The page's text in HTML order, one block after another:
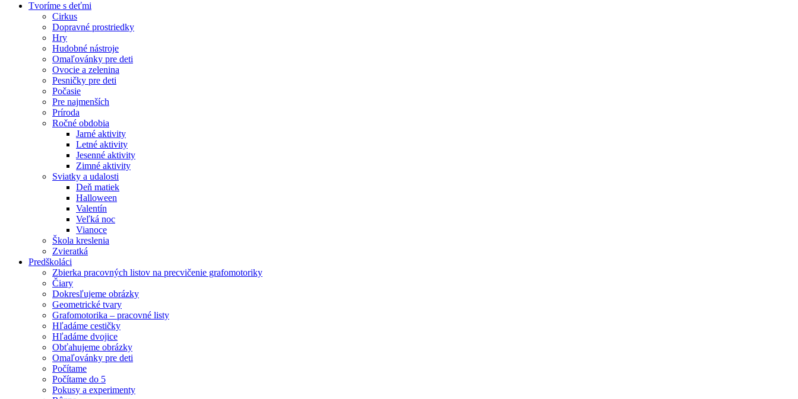
Tvoríme s deťmi
Cirkus
Dopravné prostriedky
Hry
Hudobné nástroje
Omaľovánky pre deti
Ovocie a zelenina
Pesničky pre deti
Počasie
Pre najmenších
Príroda
Ročné obdobia
Jarné aktivity
Letné aktivity
Jesenné aktivity
Zimné aktivity
Sviatky a udalosti
Deň matiek
Halloween
Valentín
Veľká noc
Vianoce
Škola kreslenia
Zvieratká
Predškoláci
Zbierka pracovných listov na precvičenie grafomotoriky
Čiary
Dokresľujeme obrázky
Geometrické tvary
Grafomotorika – pracovné listy
Hľadáme cestičky
Hľadáme dvojice
Obťahujeme obrázky
Omaľovánky pre deti
Počítame
Počítame do 5
Pokusy a experimenty